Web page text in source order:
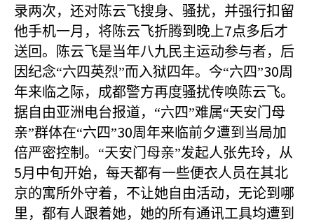
录两次，还对陈云飞搜身、骚扰，并强行扣留
他手机一月，将陈云飞折腾到晚上7点多后才
送回。陈云飞是当年八九民主运动参与者，后
因纪念“六四英烈”而入狱四年。今“六四”30周
年来临之际，成都警方再度骚扰传唤陈云飞。
据自由亚洲电台报道，“六四”难属“天安门母
亲”群体在“六四”30周年来临前夕遭到当局加
倍严密控制。“天安门母亲”发起人张先玲，从
5月中旬开始，每天都有一些便衣人员在其北
京的寓所外守着，不让她自由活动，无论到哪
里，都有人跟着她，她的所有通讯工具均遭到